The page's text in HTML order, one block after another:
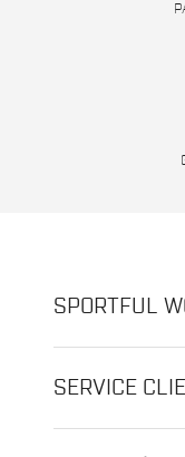
SPORTFUL
SERVICE